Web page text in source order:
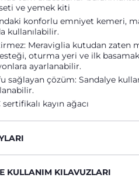
ve yemek kiti
konforlu emniyet kemeri,
kullanılabilir.
Meraviglia kutudan zaten
oturma yeri ve ilk
ayarlanabilir.
sağlayan çözüm: Sandalye
kayın ağacı
KULLANIM KILAVUZLARI